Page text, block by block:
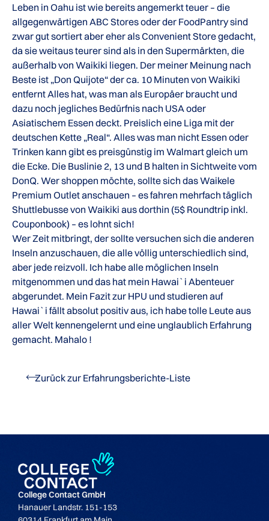
Leben in Oahu ist wie bereits angemerkt teuer – die
allgegenwärtigen ABC Stores oder der FoodPantry sind
zwar gut sortiert aber eher als Convenient Store gedacht,
da sie weitaus teurer sind als in den Supermärkten, die
außerhalb von Waikiki liegen. Der meiner Meinung nach
Beste ist „Don Quijote“ der ca. 10 Minuten von Waikiki
entfernt Alles hat, was man als Europäer braucht und
dazu noch jegliches Bedürfnis nach USA oder
Asiatischem Essen deckt. Preislich eine Liga mit der
deutschen Kette „Real“. Alles was man nicht Essen oder
Trinken kann gibt es preisgünstig im Walmart gleich um
die Ecke. Die Buslinie 2, 13 und B halten in Sichtweite vom
DonQ. Wer shoppen möchte, sollte sich das Waikele
Premium Outlet anschauen – es fahren mehrfach täglich
Shuttlebusse von Waikiki aus dorthin (5$ Roundtrip inkl.
Couponbook) – es lohnt sich!
Wer Zeit mitbringt, der sollte versuchen sich die anderen
Inseln anzuschauen, die alle völlig unterschiedlich sind,
aber jede reizvoll. Ich habe alle möglichen Inseln
mitgenommen und das hat mein Hawai`i Abenteuer
abgerundet. Mein Fazit zur HPU und studieren auf
Hawai`i fällt absolut positiv aus, ich habe tolle Leute aus
aller Welt kennengelernt und eine unglaublich Erfahrung
gemacht. Mahalo !
Zurück zur Erfahrungsberichte-Liste
College Contact GmbH
Hanauer Landstr. 151-153